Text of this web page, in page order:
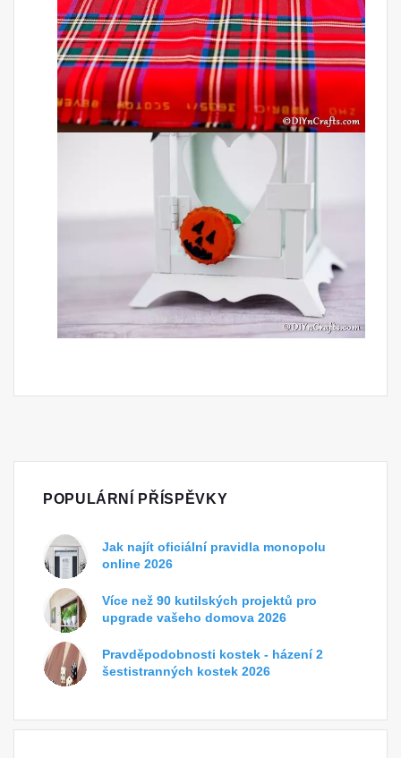
POPULÁRNÍ PŘÍSPĚVKY
Jak najít oficiální pravidla monopolu
online 2026
Více než 90 kutilských projektů pro
upgrade vašeho domova 2026
Pravděpodobnosti kostek - házení 2
šestistranných kostek 2026